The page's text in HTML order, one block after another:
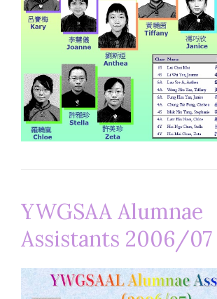
YWGSAA Alumnae
Assistants 2006/07